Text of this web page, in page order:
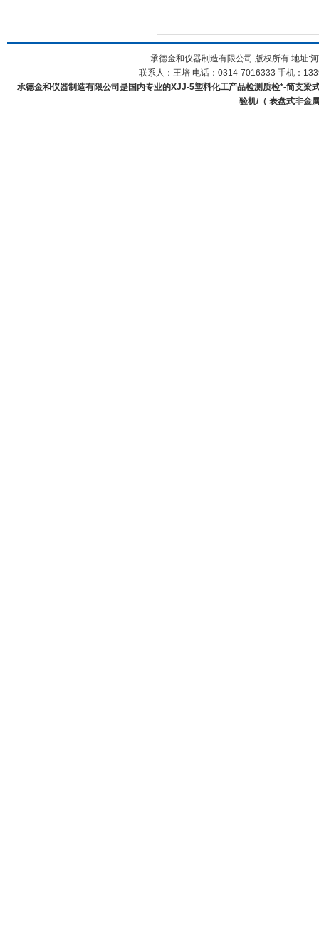
承德金和仪器制造有限公司 版权所有 地址:
联系人：王培 电话：0314-7016333 手机：
承德金和仪器制造有限公司是国内专业的XJJ-5塑料化工产品检测质检*-简支
验机/（ 表盘式非金